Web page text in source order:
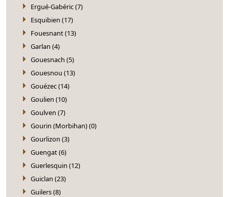
Ergué-Gabéric (7)
Esquibien (17)
Fouesnant (13)
Garlan (4)
Gouesnach (5)
Gouesnou (13)
Gouézec (14)
Goulien (10)
Goulven (7)
Gourin (Morbihan) (0)
Gourlizon (3)
Guengat (6)
Guerlesquin (12)
Guiclan (23)
Guilers (8)